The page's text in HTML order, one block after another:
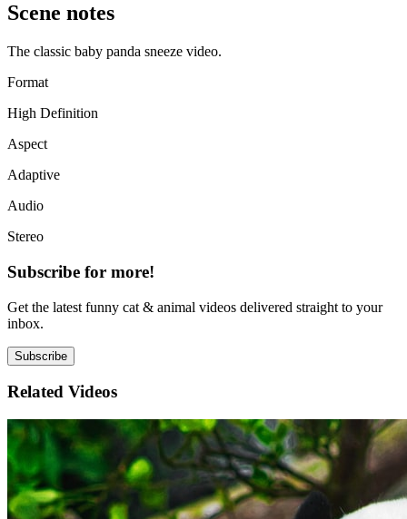
Scene notes
The classic baby panda sneeze video.
Format
High Definition
Aspect
Adaptive
Audio
Stereo
Subscribe for more!
Get the latest funny cat & animal videos delivered straight to your
inbox.
Subscribe
Related Videos